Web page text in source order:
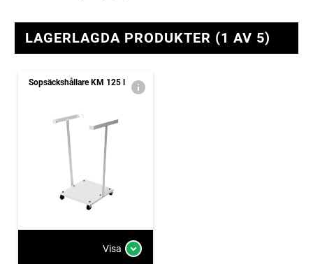
LAGERLAGDA PRODUKTER (1 AV 5)
Sopsäckshållare KM 125 l
Visa